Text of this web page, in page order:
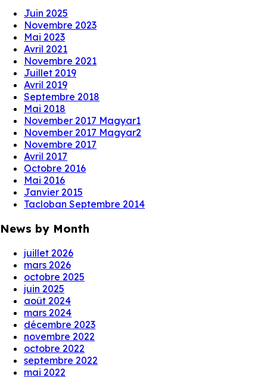
Juin 2025
Novembre 2023
Mai 2023
Avril 2021
Novembre 2021
Juillet 2019
Avril 2019
Septembre 2018
Mai 2018
November 2017 Magyar1
November 2017 Magyar2
Novembre 2017
Avril 2017
Octobre 2016
Mai 2016
Janvier 2015
Tacloban Septembre 2014
News by Month
juillet 2026
mars 2026
octobre 2025
juin 2025
août 2024
mars 2024
décembre 2023
novembre 2022
octobre 2022
septembre 2022
mai 2022